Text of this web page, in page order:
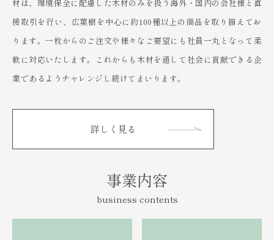
材は、環境保全に配慮した木材のみを扱う海外・国内の会社様と直
接取引を行い、広葉樹を中心に約100種以上の商品を取り揃えてお
ります。一枚からのご注文や様々なご要望にも社員一丸となって柔
軟に対応いたします。これからも木材を通して社会に貢献できる企
業であるようチャレンジし続けてまいります。
詳しく見る
事業内容
business contents